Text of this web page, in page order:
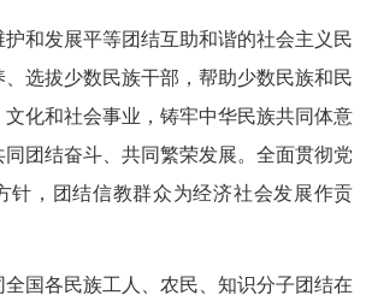
和发展平等团结互助和谐的社会主义民
选拔少数民族干部，帮助少数民族和民
化和社会事业，铸牢中华民族共同体意
团结奋斗、共同繁荣发展。全面贯彻党
针，团结信教群众为经济社会发展作贡
国各民族工人、农民、知识分子团结在